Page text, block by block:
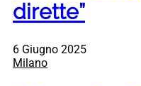
dirette”
6 Giugno 2025
Milano